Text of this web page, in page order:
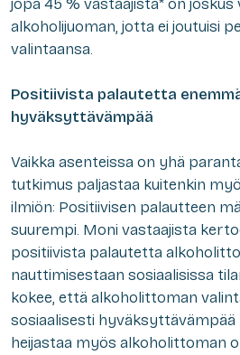
jopa 45 % vastaajista* on joskus
alkoholijuoman, jotta ei joutuisi
valintaansa.
Positiivista palautetta
hyväksyttävämpää
Vaikka asenteissa on yhä
tutkimus paljastaa kuitenkin
ilmiön: Positiivisen palautteen
suurempi. Moni vastaajista
positiivista palautetta
nauttimisestaan sosiaalisissa
kokee, että alkoholittoman
sosiaalisesti hyväksyttävämpää
heijastaa myös alkoholittoman